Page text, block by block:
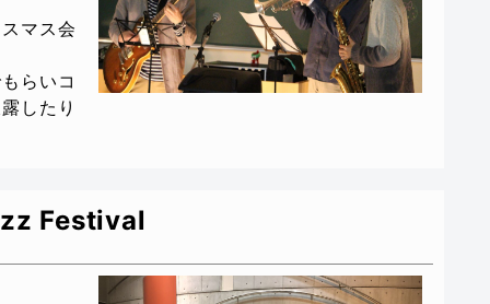
マス会
らいコ
したり
Festival